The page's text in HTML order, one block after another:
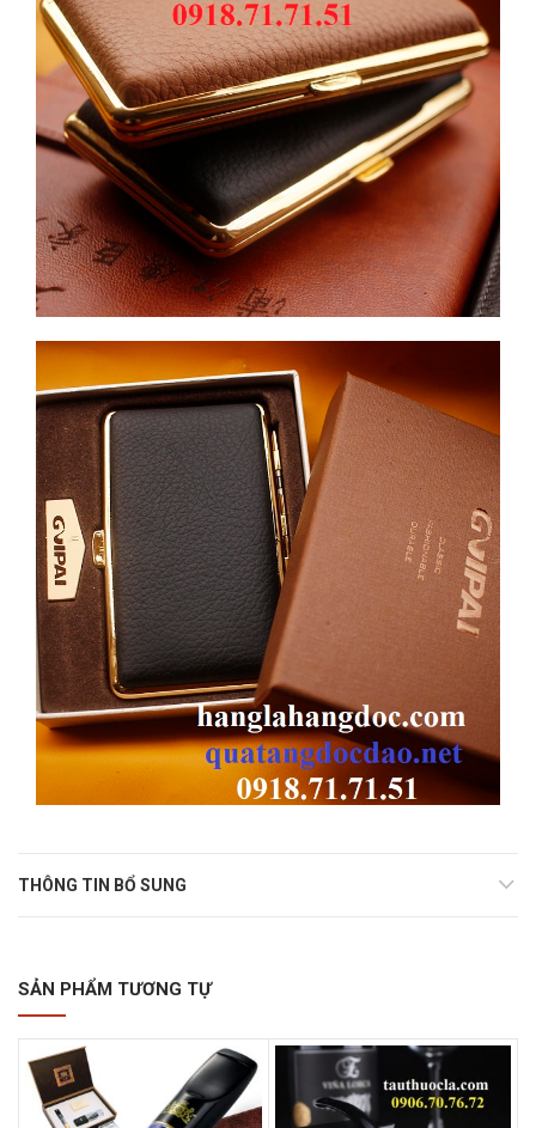
THÔNG TIN BỔ SUNG
SẢN PHẨM TƯƠNG TỰ